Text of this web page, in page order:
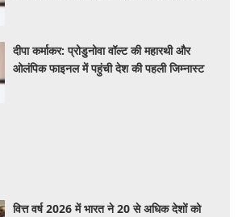
दीपा कर्माकर: प्रोडुनोवा वॉल्ट की महारथी और
ओलंपिक फाइनल में पहुंची देश की पहली जिम्नास्ट
वित्त वर्ष 2026 में भारत ने 20 से अधिक देशों को